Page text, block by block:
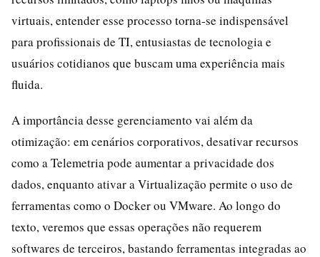
virtuais, entender esse processo torna-se indispensável
para profissionais de TI, entusiastas de tecnologia e
usuários cotidianos que buscam uma experiência mais
fluida.
A importância desse gerenciamento vai além da
otimização: em cenários corporativos, desativar recursos
como a Telemetria pode aumentar a privacidade dos
dados, enquanto ativar a Virtualização permite o uso de
ferramentas como o Docker ou VMware. Ao longo do
texto, veremos que essas operações não requerem
softwares de terceiros, bastando ferramentas integradas ao